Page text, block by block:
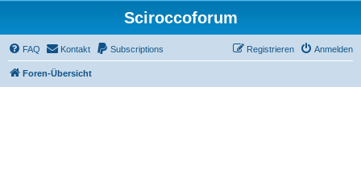
Sciroccoforum
FAQ Kontakt Subscriptions Anmelden
Registrieren
Foren-Übersicht